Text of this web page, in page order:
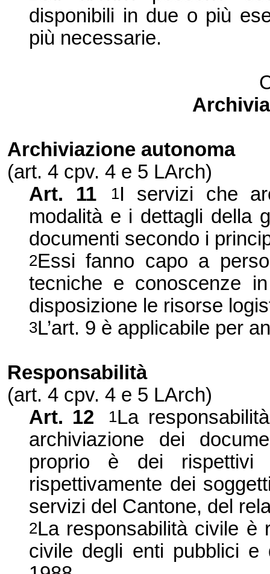
disponibili in due o più
più necessarie.
Archiviazione autonoma
(art. 4 cpv. 4 e 5 LArch)
Art. 11
1I servizi che
modalità e i dettagli della
documenti secondo i
2Essi fanno capo a
tecniche e conoscenze
disposizione le risorse
3L’art. 9 è applicabile per
Responsabilità
(art. 4 cpv. 4 e 5 LArch)
Art. 12
1La
archiviazione dei
proprio è dei rispettivi
rispettivamente dei
servizi del Cantone, del
2La responsabilità civile è
civile degli enti pubblici e